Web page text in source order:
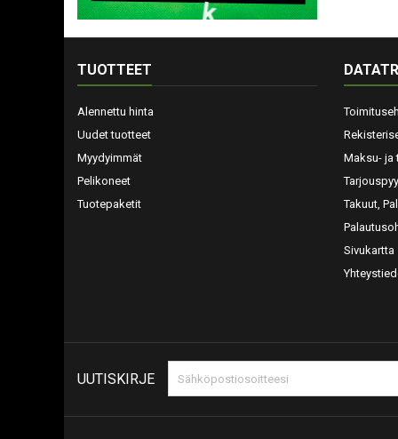
TUOTTEET
Alennettu hinta
Uudet tuotteet
Myydyimmät
Pelikoneet
Tuotepaketit
Maksu- ja
Takuut,
Sivukartta
UUTISKIRJE